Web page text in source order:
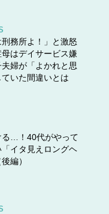
刑務所よ！」と激怒
母はデイサービス嫌
婦が「よかれと思
いた間違いとは
る…！40代がやって
イタ見えロングヘ
編）